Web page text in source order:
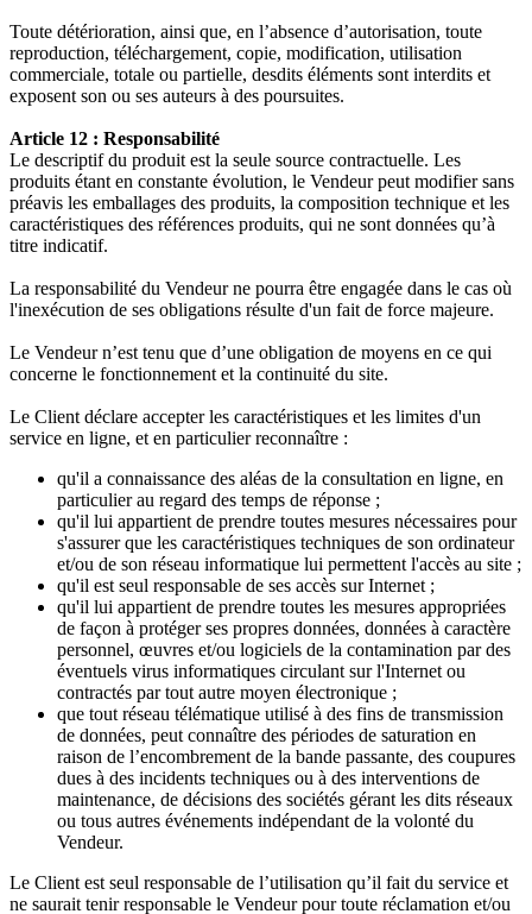
Toute détérioration, ainsi que, en l’absence d’autorisation, toute
reproduction, téléchargement, copie, modification, utilisation
commerciale, totale ou partielle, desdits éléments sont interdits et
exposent son ou ses auteurs à des poursuites.
Article 12 : Responsabilité
Le descriptif du produit est la seule source contractuelle. Les
produits étant en constante évolution, le Vendeur peut modifier sans
préavis les emballages des produits, la composition technique et les
caractéristiques des références produits, qui ne sont données qu’à
titre indicatif.
La responsabilité du Vendeur ne pourra être engagée dans le cas où
l'inexécution de ses obligations résulte d'un fait de force majeure.
Le Vendeur n’est tenu que d’une obligation de moyens en ce qui
concerne le fonctionnement et la continuité du site.
Le Client déclare accepter les caractéristiques et les limites d'un
service en ligne, et en particulier reconnaître :
qu'il a connaissance des aléas de la consultation en ligne, en
particulier au regard des temps de réponse ;
qu'il lui appartient de prendre toutes mesures nécessaires pour
s'assurer que les caractéristiques techniques de son ordinateur
et/ou de son réseau informatique lui permettent l'accès au site ;
qu'il est seul responsable de ses accès sur Internet ;
qu'il lui appartient de prendre toutes les mesures appropriées
de façon à protéger ses propres données, données à caractère
personnel, œuvres et/ou logiciels de la contamination par des
éventuels virus informatiques circulant sur l'Internet ou
contractés par tout autre moyen électronique ;
que tout réseau télématique utilisé à des fins de transmission
de données, peut connaître des périodes de saturation en
raison de l’encombrement de la bande passante, des coupures
dues à des incidents techniques ou à des interventions de
maintenance, de décisions des sociétés gérant les dits réseaux
ou tous autres événements indépendant de la volonté du
Vendeur.
Le Client est seul responsable de l’utilisation qu’il fait du service et
ne saurait tenir responsable le Vendeur pour toute réclamation et/ou